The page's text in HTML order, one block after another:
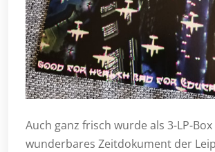
Auch ganz frisch wurde als 3-LP-Box
wunderbares Zeitdokument der